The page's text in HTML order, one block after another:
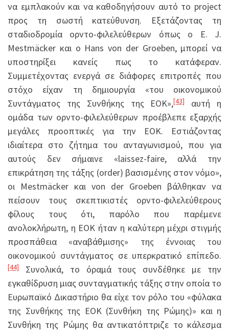
να εμπλακούν και να καθοδηγήσουν αυτό το project
προς τη σωστή κατεύθυνση. Εξετάζοντας τη
σταδιοδρομία ορντο-φιλελεύθερων όπως ο E. J.
Mestmäcker και ο Hans von der Groeben, μπορεί να
υποστηρίξει κανείς πως το κατάφεραν.
Συμμετέχοντας ενεργά σε διάφορες επιτροπές που
στόχο είχαν τη δημιουργία «του οικονομικού
Συντάγματος της Συνθήκης της ΕΟΚ»,[43]
αυτή η
ομάδα των ορντο-φιλελεύθερων προέβλεπε εξαρχής
μεγάλες προοπτικές για την ΕΟΚ. Εστιάζοντας
ιδιαίτερα στο ζήτημα του ανταγωνισμού, που για
αυτούς δεν σήμαινε «laissez-faire, αλλά την
επικράτηση της τάξης (order) βασισμένης στον νόμο»,
οι Mestmäcker και von der Groeben βάλθηκαν να
πείσουν τους σκεπτικιστές ορντο-φιλελεύθερους
φίλους τους ότι, παρόλο που παρέμενε
ανολοκλήρωτη, η ΕΟΚ ήταν η καλύτερη μέχρι στιγμής
προσπάθεια «αναβάθμισης» της έννοιας του
οικονομικού συντάγματος σε υπερκρατικό επίπεδο.
[44]
Συνολικά, το όραμά τους συνδέθηκε με την
εγκαθίδρυση μιας συνταγματικής τάξης στην οποία το
Ευρωπαϊκό Δικαστήριο θα είχε τον ρόλο του «φύλακα
της Συνθήκης της ΕΟΚ (Συνθήκη της Ρώμης)» και η
Συνθήκη της Ρώμης θα αντικατόπτριζε το κάλεσμα